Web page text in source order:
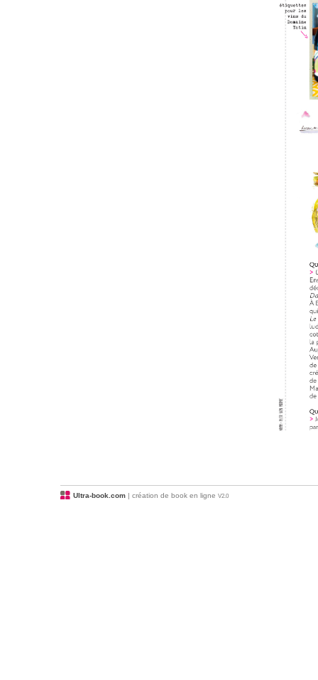
Ultra-book.com | création de book en ligne V2.0